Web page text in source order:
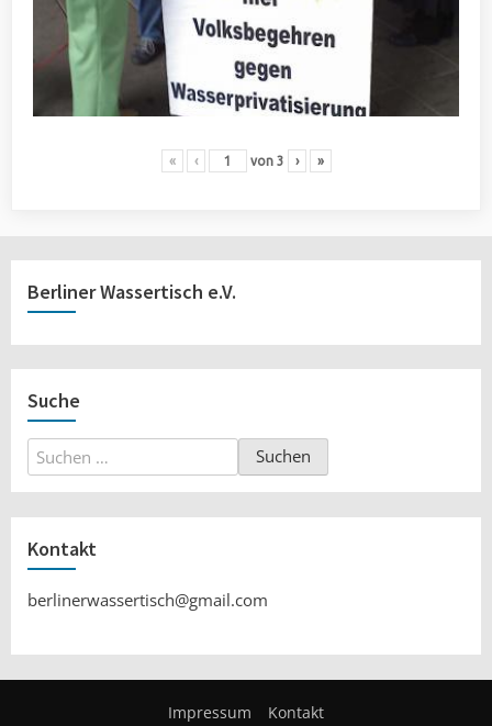
« ‹ von 3 › »
Berliner Wassertisch e.V.
Suche
Suchen
nach:
Kontakt
berlinerwassertisch@gmail.com
Impressum Kontakt